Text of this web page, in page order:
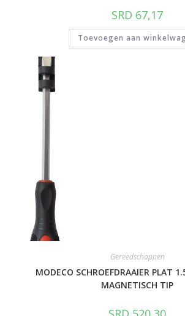
SRD 67,17
Toevoegen aan
Gereedschappen
MODECO SCHROEFDRAAIER PLAT
MAGNETISCH TIP